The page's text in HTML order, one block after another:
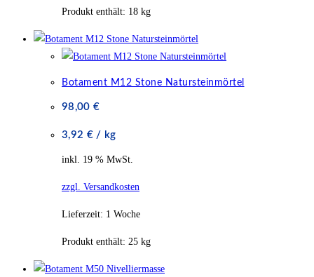
Produkt enthält: 18 kg
Botament M12 Stone Natursteinmörtel
98,00 €
3,92 €/ kg
inkl. 19 % MwSt.
zzgl. Versandkosten
Lieferzeit: 1 Woche
Produkt enthält: 25 kg